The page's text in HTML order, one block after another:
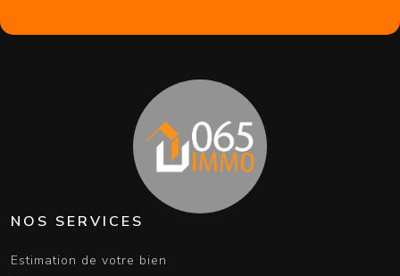
NOS SERVICES
Estimation de votre bien